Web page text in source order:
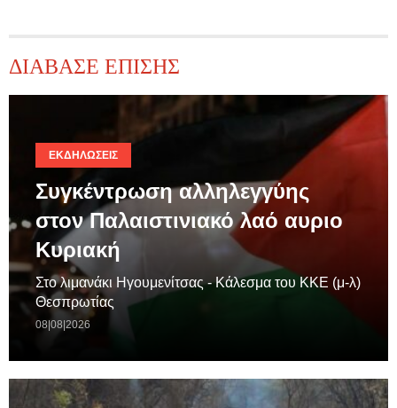
ΔΙΑΒΑΣΕ ΕΠΙΣΗΣ
ΕΚΔΗΛΏΣΕΙΣ
Συγκέντρωση αλληλεγγύης
στον Παλαιστινιακό λαό αυριο
Κυριακή
Στο λιμανάκι Ηγουμενίτσας - Κάλεσμα του ΚΚΕ (μ-λ)
Θεσπρωτίας
08|08|2026